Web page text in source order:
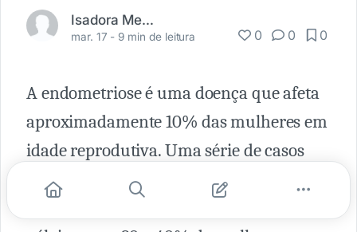
Isadora Mesadri
mar. 17 - 9 min de leitura 0 0 0
A endometriose é uma doença que afeta
aproximadamente 10% das mulheres em
idade reprodutiva. Uma série de casos
identificaram endometriose em 40 a 50%